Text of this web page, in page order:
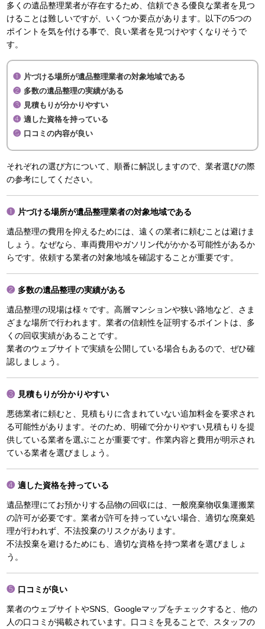
多くの遺品整理業者が存在するため、信頼できる優良な業者を見つ
けることは難しいですが、いくつか要点があります。以下の5つの
ポイントを気を付ける事で、良い業者を見つけやすくなりそうで
す。
片づける場所が遺品整理業者の対象地域である
多数の遺品整理の実績がある
見積もりが分かりやすい
適した資格を持っている
口コミの内容が良い
それぞれの選び方について、順番に解説しますので、業者選びの際
の参考にしてください。
片づける場所が遺品整理業者の対象地域である
遺品整理の費用を抑えるためには、遠くの業者に頼むことは避けま
しょう。なぜなら、車両費用やガソリン代がかかる可能性があるか
らです。依頼する業者の対象地域を確認することが重要です。
多数の遺品整理の実績がある
遺品整理の現場は様々です。高層マンションや狭い路地など、さま
ざまな場所で行われます。業者の信頼性を証明するポイントは、多
くの回収実績があることです。
業者のウェブサイトで実績を公開している場合もあるので、ぜひ確
認しましょう。
見積もりが分かりやすい
悪徳業者に頼むと、見積もりに含まれていない追加料金を要求され
る可能性があります。そのため、明確で分かりやすい見積もりを提
供している業者を選ぶことが重要です。作業内容と費用が明示され
ている業者を選びましょう。
適した資格を持っている
遺品整理にてお預かりする品物の回収には、一般廃棄物収集運搬業
の許可が必要です。業者が許可を持っていない場合、適切な廃棄処
理が行われず、不法投棄のリスクがあります。
不法投棄を避けるためにも、適切な資格を持つ業者を選びましょ
う。
口コミが良い
業者のウェブサイトやSNS、Googleマップをチェックすると、他の
人の口コミが掲載されています。口コミを見ることで、スタッフの